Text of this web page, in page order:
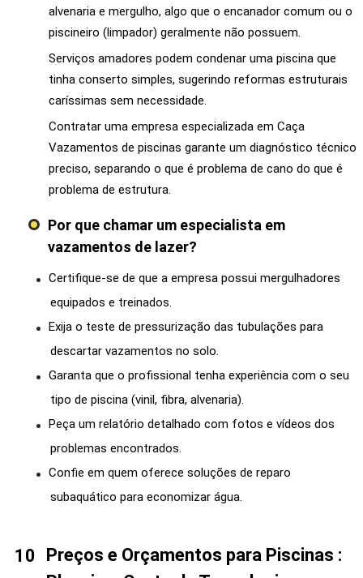
alvenaria e mergulho, algo que o encanador comum ou o
piscineiro (limpador) geralmente não possuem.
Serviços amadores podem condenar uma piscina que
tinha conserto simples, sugerindo reformas estruturais
caríssimas sem necessidade.
Contratar uma empresa especializada em Caça
Vazamentos de piscinas garante um diagnóstico técnico
preciso, separando o que é problema de cano do que é
problema de estrutura.
Por que chamar um especialista em
vazamentos de lazer?
Certifique-se de que a empresa possui mergulhadores
equipados e treinados.
Exija o teste de pressurização das tubulações para
descartar vazamentos no solo.
Garanta que o profissional tenha experiência com o seu
tipo de piscina (vinil, fibra, alvenaria).
Peça um relatório detalhado com fotos e vídeos dos
problemas encontrados.
Confie em quem oferece soluções de reparo
subaquático para economizar água.
Preços e Orçamentos para Piscinas :